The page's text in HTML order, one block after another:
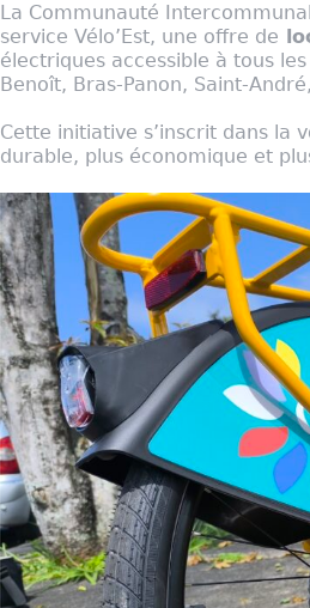
La Communauté
service Vélo’Est, une offre de
électriques accessible à tous
Benoît, Bras-Panon, Saint-
Cette initiative s’inscrit dans la
durable, plus économique et